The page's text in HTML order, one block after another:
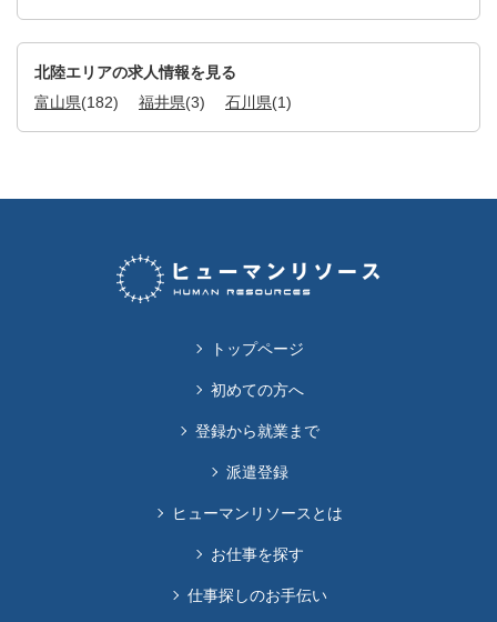
北陸エリアの求人情報を見る
富山県(182) 福井県(3) 石川県(1)
トップページ
初めての方へ
登録から就業まで
派遣登録
ヒューマンリソースとは
お仕事を探す
仕事探しのお手伝い